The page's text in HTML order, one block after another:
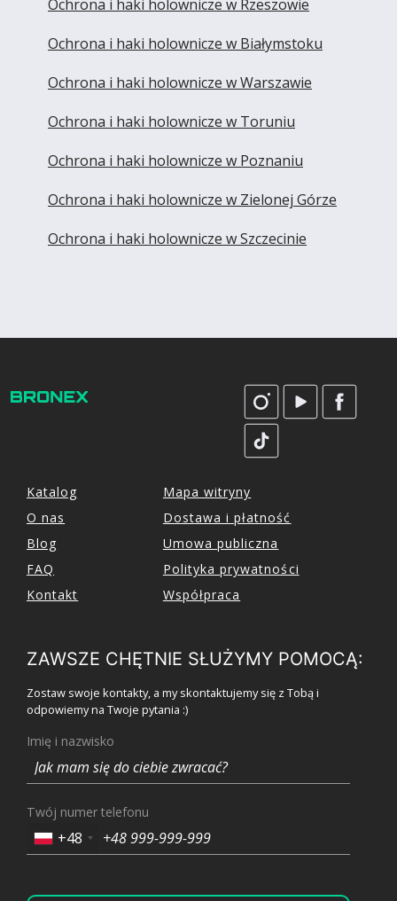
Ochrona i haki holownicze w Rzeszowie
Ochrona i haki holownicze w Białymstoku
Ochrona i haki holownicze w Warszawie
Ochrona i haki holownicze w Toruniu
Ochrona i haki holownicze w Poznaniu
Ochrona i haki holownicze w Zielonej Górze
Ochrona i haki holownicze w Szczecinie
Katalog
O nas
Blog
FAQ
Kontakt
Mapa witryny
Dostawa i płatność
Umowa publiczna
Polityka prywatności
Współpraca
ZAWSZE CHĘTNIE SŁUŻYMY POMOCĄ:
Zostaw swoje kontakty, a my skontaktujemy się z Tobą i
odpowiemy na Twoje pytania :)
Imię i nazwisko
Twój numer telefonu
+48